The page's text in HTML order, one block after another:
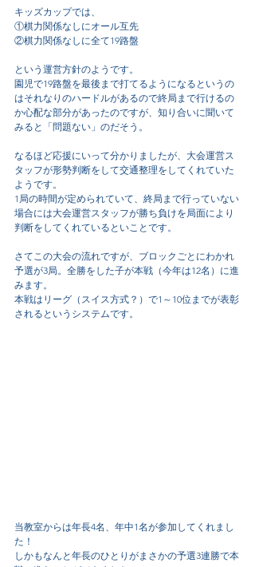
キッズカップでは、
①棋力関係なしにオール互先
②棋力関係なしに全て19路盤
という運営方針のようです。
園児で19路盤を最後まで打てるようになるというの
はそれなりのハードルがあるので終局まで行けるの
か心配な部分があったのですが、知り合いに聞いて
みると「問題ない」のだそう。
なるほど応援にいって分かりましたが、大会運営ス
タッフが形勢判断をして交通整理をしてくれていた
ようです。
1局の時間が定められていて、終局まで行っていない
場合には大会運営スタッフが勝ち負けを局面により
判断をしてくれているといことです。
さてこの大会の流れですが、ブロックごとにわかれ
予選が3局。全勝をした子が本戦（今年は12名）に進
みます。
本戦はリーグ（スイス方式？）で1～10位までが表彰
されるというシステムです。
当教室からは年長4名、年中1名が参加してくれまし
た！
しかもなんと年長のひとりがまさかの予選3連勝で本